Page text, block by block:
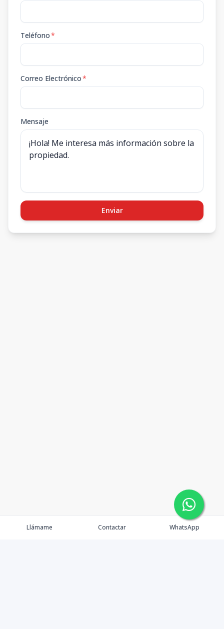
Teléfono*
Correo Electrónico*
Mensaje
Enviar
Llámame Contactar WhatsApp